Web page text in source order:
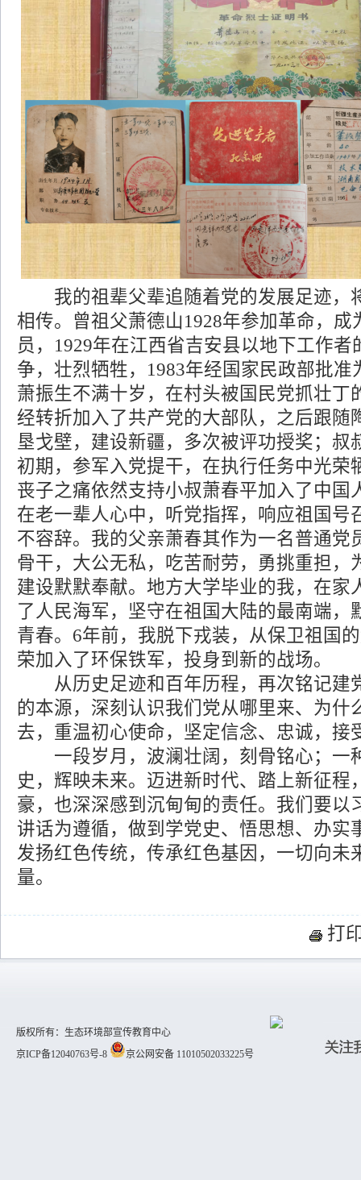
我的祖辈父辈追随着党的发展足迹，
相传。曾祖父萧德山1928年参加革命，成
员，1929年在江西省吉安县以地下工作者
争，壮烈牺牲，1983年经国家民政部批准
萧振生不满十岁，在村头被国民党抓壮丁
经转折加入了共产党的大部队，之后跟随
垦戈壁，建设新疆，多次被评功授奖；叔
初期，参军入党提干，在执行任务中光荣
丧子之痛依然支持小叔萧春平加入了中国
在老一辈人心中，听党指挥，响应祖国号
不容辞。我的父亲萧春其作为一名普通党
骨干，大公无私，吃苦耐劳，勇挑重担，
建设默默奉献。地方大学毕业的我，在家
了人民海军，坚守在祖国大陆的最南端，
青春。6年前，我脱下戎装，从保卫祖国
荣加入了环保铁军，投身到新的战场。
从历史足迹和百年历程，再次铭记建
的本源，深刻认识我们党从哪里来、为什
去，重温初心使命，坚定信念、忠诚，接
一段岁月，波澜壮阔，刻骨铭心；一
史，辉映未来。迈进新时代、踏上新征程
豪，也深深感到沉甸甸的责任。我们要以
讲话为遵循，做到学党史、悟思想、办实
发扬红色传统，传承红色基因，一切向未
量。
打
版权所有：生态环境部宣传教育中心
京ICP备12040763号-8
京公网安备 11010502033225号